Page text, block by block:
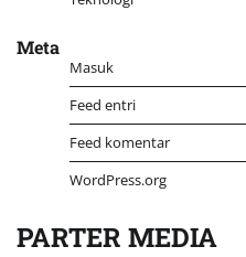
Meta
Masuk
Feed entri
Feed komentar
WordPress.org
PARTER MEDIA